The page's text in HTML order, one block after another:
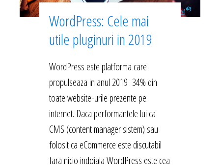
WordPress: Cele mai
utile pluginuri in 2019
WordPress este platforma care
propulseaza in anul 2019 34% din
toate website-urile prezente pe
internet. Daca performantele lui ca
CMS (content manager sistem) sau
folosit ca eCommerce este discutabil
fara nicio indoiala WordPress este cea